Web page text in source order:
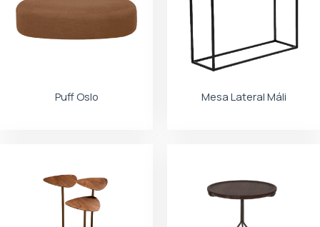
Puff Oslo Mesa Lateral Máli